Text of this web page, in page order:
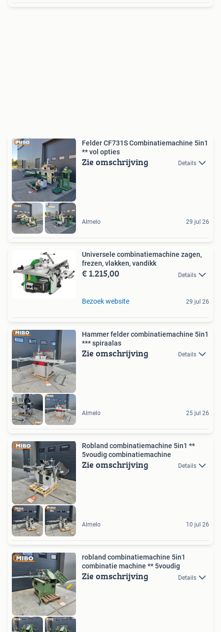
Felder CF731S Combinatiemachine 5in1
** vol opties
Zie omschrijving Details
Almelo 29 jul 26
Universele combinatiemachine zagen,
frezen, vlakken, vandikk
€ 1.215,00 Details
Bezoek website 29 jul 26
Hammer felder combinatiemachine 5in1
*** spiraalas
Zie omschrijving Details
Almelo 25 jul 26
Robland combinatiemachine 5in1 **
5voudig combinatiemachine
Zie omschrijving Details
Almelo 10 jul 26
robland combinatiemachine 5in1
combinatie machine ** 5voudig
Zie omschrijving Details